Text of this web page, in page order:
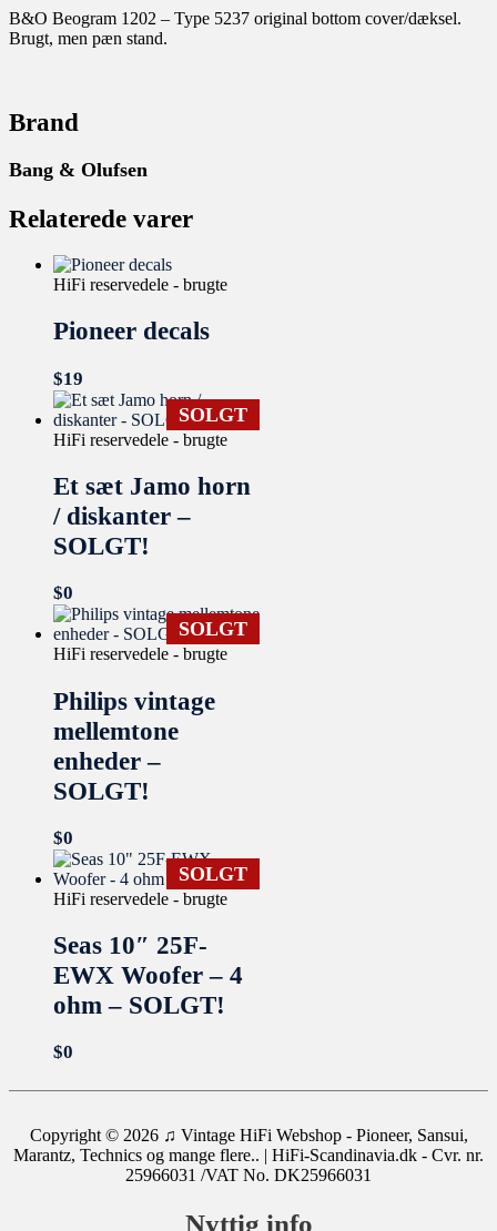
B&O Beogram 1202 – Type 5237 original bottom cover/dæksel.
Brugt, men pæn stand.
Brand
Bang & Olufsen
Relaterede varer
HiFi reservedele - brugte
Pioneer decals
$19
SOLGT
HiFi reservedele - brugte
Et sæt Jamo horn
/ diskanter –
SOLGT!
$0
SOLGT
HiFi reservedele - brugte
Philips vintage
mellemtone
enheder –
SOLGT!
$0
SOLGT
HiFi reservedele - brugte
Seas 10″ 25F-
EWX Woofer – 4
ohm – SOLGT!
$0
Copyright © 2026 ♫ Vintage HiFi Webshop - Pioneer, Sansui,
Marantz, Technics og mange flere.. | HiFi-Scandinavia.dk - Cvr. nr.
25966031 /VAT No. DK25966031
Nyttig info